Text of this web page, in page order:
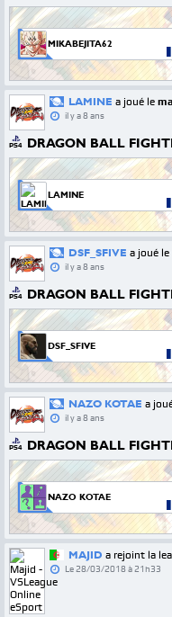
MIKABEJITA62
LAMINE a joué le
il y a 8 ans
PS4 DRAGON BALL
LAMINE
DSF_SFIVE a joué le
il y a 8 ans
PS4 DRAGON BALL
DSF_SFIVE
NAZO KOTAE a
il y a 8 ans
PS4 DRAGON BALL
NAZO KOTAE
MAJID a rejoint la
Le28/03/2018 à 21h33